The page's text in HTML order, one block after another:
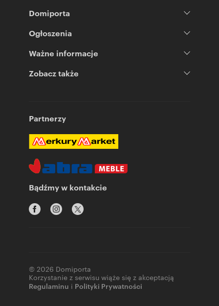
Domiporta
Ogłoszenia
Ważne informacje
Zobacz także
Partnerzy
Bądźmy w kontakcie
© 2026 Domiporta
Korzystanie z serwisu wiąże się z akceptacją
Regulaminu i Polityki Prywatności